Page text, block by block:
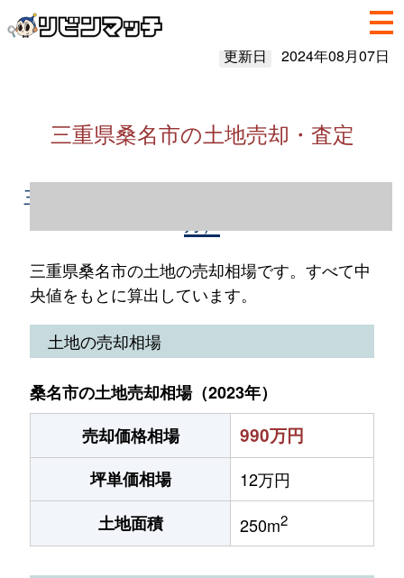
更新日 2024年08月07日
三重県桑名市の土地売却・査定
三重県桑名市の土地売却情報（2023年1～12
三重県桑名市の土地の売却相場です。すべて中
央値をもとに算出しています。
土地の売却相場
桑名市の土地売却相場（2023年）
売却価格相場
990万円
坪単価相場
12万円
土地面積
250m2